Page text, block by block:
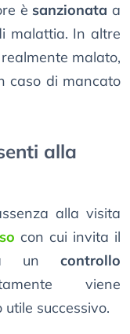
è sanzionata a
malattia. In altre
malato,
caso di mancato
alla
alla visita
con cui invita il
a un controllo
viene
successivo.